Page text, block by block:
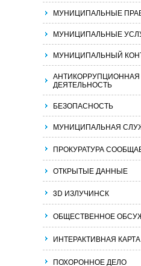
МУНИЦИПАЛЬНЫЕ
МУНИЦИПАЛЬНЫЕ
МУНИЦИПАЛЬНЫЙ
АНТИКОРРУПЦИОННАЯ
ДЕЯТЕЛЬНОСТЬ
БЕЗОПАСНОСТЬ
МУНИЦИПАЛЬНАЯ
ПРОКУРАТУРА
ОТКРЫТЫЕ ДАННЫЕ
3D ИЗЛУЧИНСК
ОБЩЕСТВЕННОЕ
ИНТЕРАКТИВНАЯ
ПОХОРОННОЕ ДЕЛО